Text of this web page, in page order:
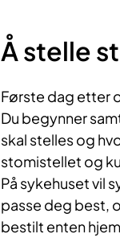
Å stelle
Første dag etter
Du begynner
skal stelles og
stomistellet og
På sykehuset vil
passe deg best,
bestilt enten